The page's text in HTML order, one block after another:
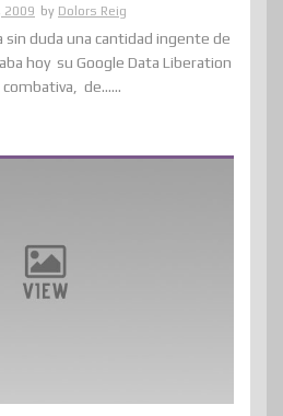
2009 by Dolors Reig
sin duda una cantidad ingente de
hoy su Google Data Liberation
de......